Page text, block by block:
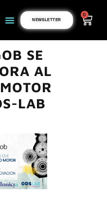
NEWSLETTER
0
SE
AL
LAB